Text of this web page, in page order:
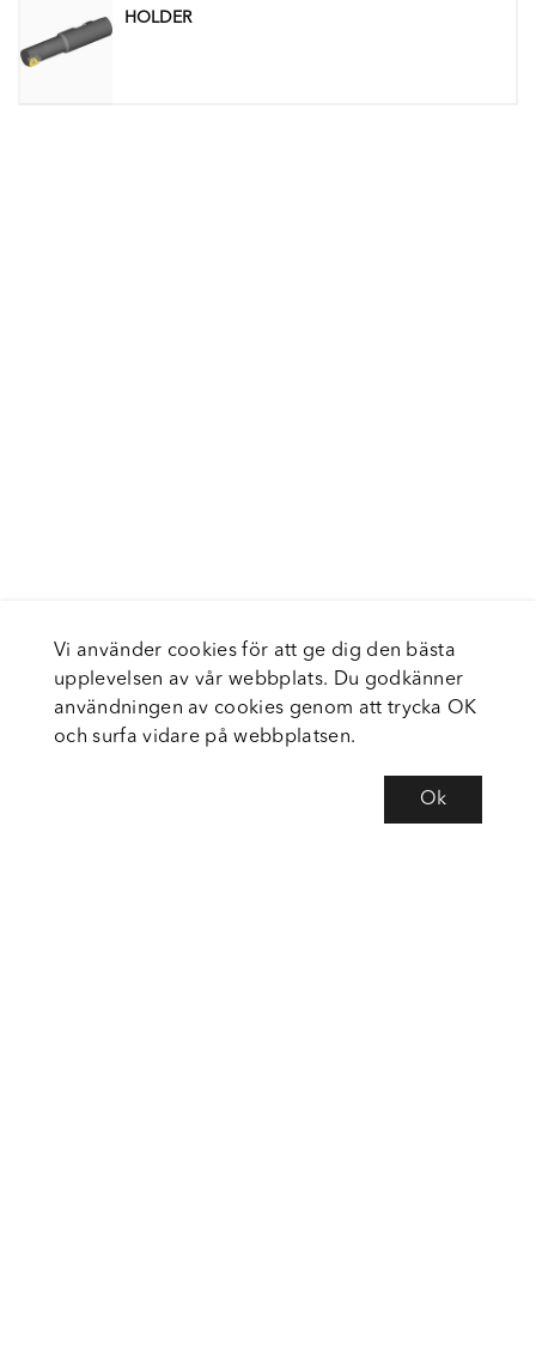
HOLDER
Vi använder cookies för att ge dig den bästa
upplevelsen av vår webbplats. Du godkänner
användningen av cookies genom att trycka OK
och surfa vidare på webbplatsen.
Ok